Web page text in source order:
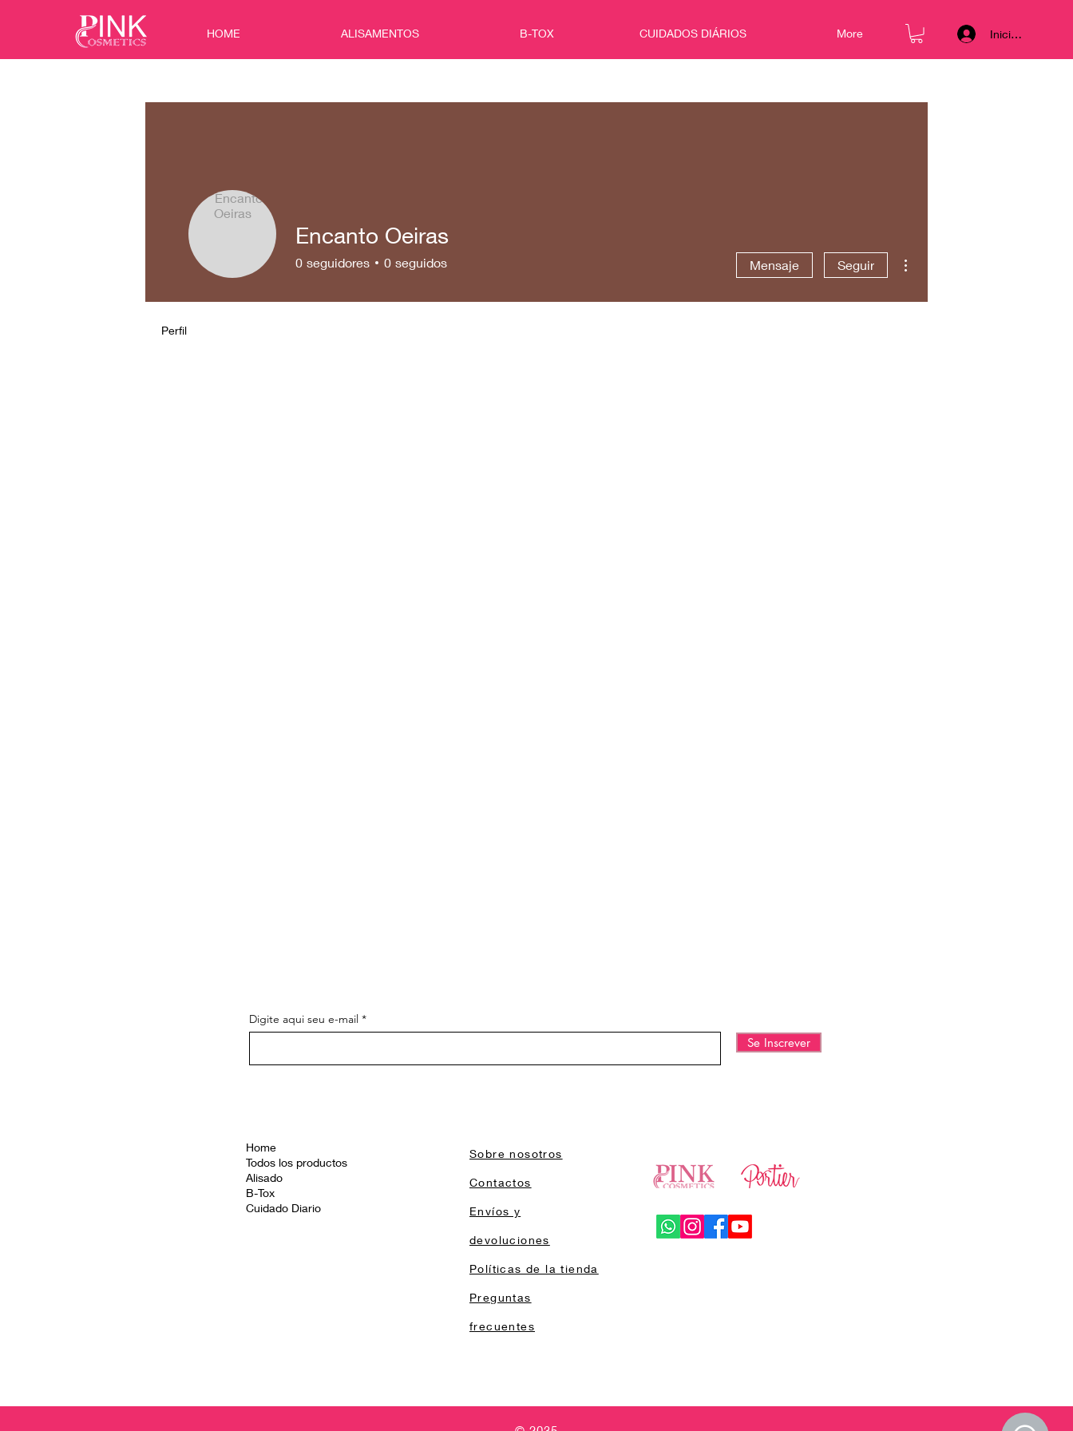
Iniciar sesión
HOME ALISAMENTOS B-TOX CUIDADOS DIÁRIOS More
Encanto Oeiras
0 seguidores 0 seguidos Mensaje Seguir
Perfil
Digite aqui seu e-mail
Se Inscrever
Home
Todos los productos
Alisado
B-Tox
Cuidado Diario
Sobre nosotros
Contactos
Envíos y
devoluciones
Políticas de la tienda
Preguntas
frecuentes